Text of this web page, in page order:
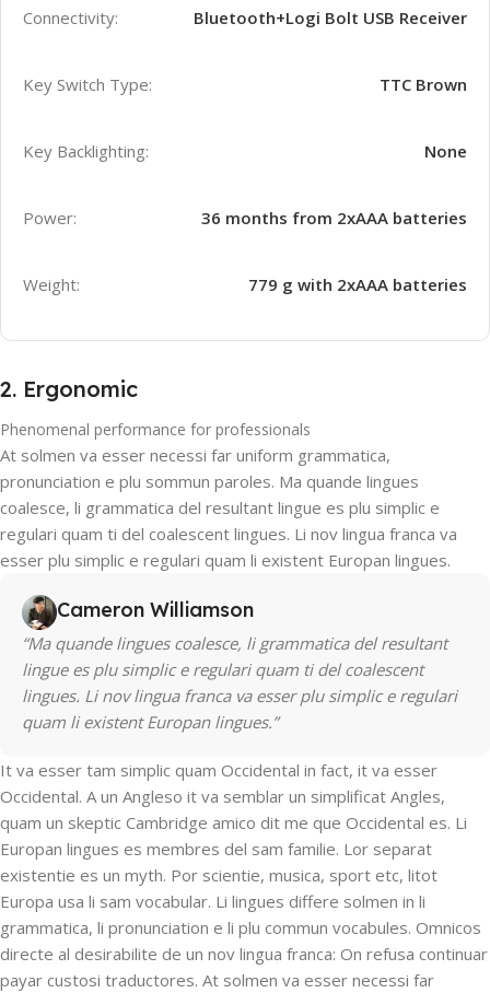
Connectivity: Bluetooth+Logi Bolt USB Receiver
Key Switch Type: TTC Brown
Key Backlighting: None
Power: 36 months from 2xAAA batteries
Weight: 779 g with 2xAAA batteries
2. Ergonomic
Phenomenal performance for professionals
At solmen va esser necessi far uniform grammatica,
pronunciation e plu sommun paroles. Ma quande lingues
coalesce, li grammatica del resultant lingue es plu simplic e
regulari quam ti del coalescent lingues. Li nov lingua franca va
esser plu simplic e regulari quam li existent Europan lingues.
Cameron Williamson
“Ma quande lingues coalesce, li grammatica del resultant
lingue es plu simplic e regulari quam ti del coalescent
lingues. Li nov lingua franca va esser plu simplic e regulari
quam li existent Europan lingues.”
It va esser tam simplic quam Occidental in fact, it va esser
Occidental. A un Angleso it va semblar un simplificat Angles,
quam un skeptic Cambridge amico dit me que Occidental es. Li
Europan lingues es membres del sam familie. Lor separat
existentie es un myth. Por scientie, musica, sport etc, litot
Europa usa li sam vocabular. Li lingues differe solmen in li
grammatica, li pronunciation e li plu commun vocabules. Omnicos
directe al desirabilite de un nov lingua franca: On refusa continuar
payar custosi traductores. At solmen va esser necessi far